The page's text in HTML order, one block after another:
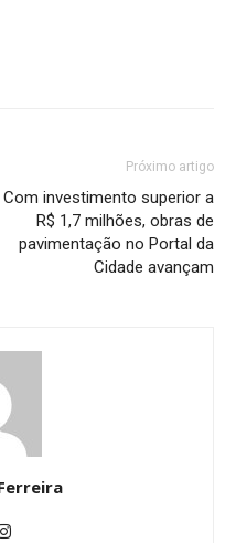
Próximo artigo
Com investimento superior a
R$ 1,7 milhões, obras de
pavimentação no Portal da
Cidade avançam